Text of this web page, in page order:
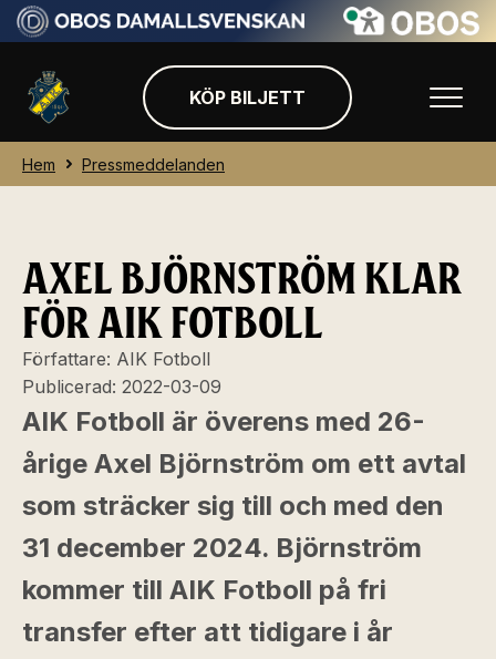
KÖP BILJETT
Hem Pressmeddelanden
AXEL BJÖRNSTRÖM KLAR
FÖR AIK FOTBOLL
Författare: AIK Fotboll
Publicerad: 2022-03-09
AIK Fotboll är överens med 26-
årige Axel Björnström om ett avtal
som sträcker sig till och med den
31 december 2024. Björnström
kommer till AIK Fotboll på fri
transfer efter att tidigare i år